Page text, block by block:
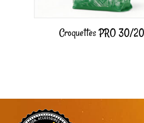
Croquettes PRO 30/20